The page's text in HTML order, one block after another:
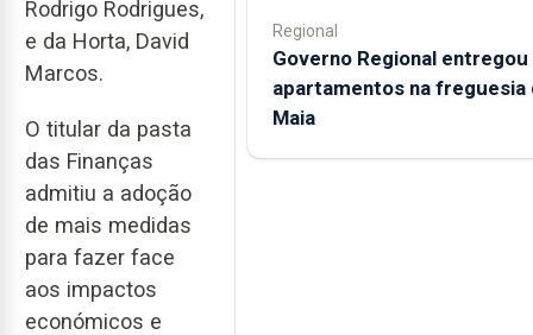
Rodrigo Rodrigues,
e da Horta, David
Marcos.
O titular da pasta
das Finanças
admitiu a adoção
de mais medidas
para fazer face
aos impactos
económicos e
Regional
Governo Regional entregou
apartamentos na freguesia
Maia